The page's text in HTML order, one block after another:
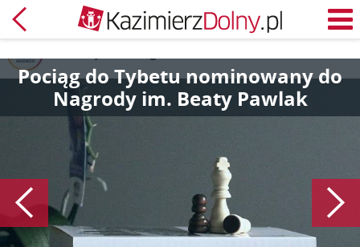
Powrót
Pociąg do Tybetu nominowany do
Nagrody im. Beaty Pawlak
Poprzedni